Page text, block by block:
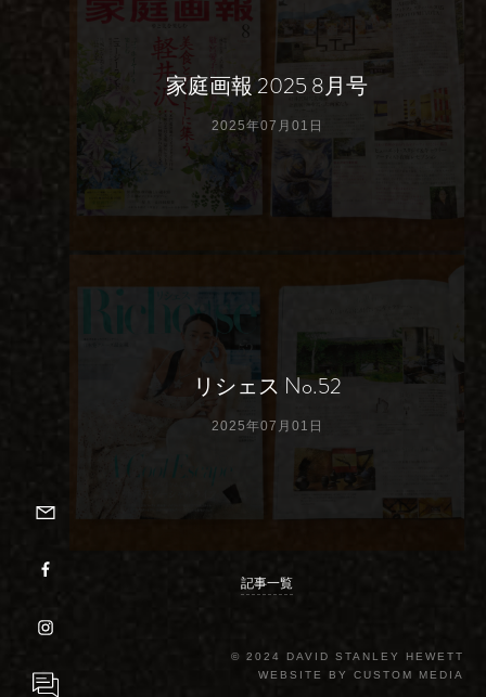
家庭画報 2025 8月号
2025年07月01日
リシェス No.52
2025年07月01日
記事一覧
©️ 2024 DAVID STANLEY HEWETT
WEBSITE BY CUSTOM MEDIA